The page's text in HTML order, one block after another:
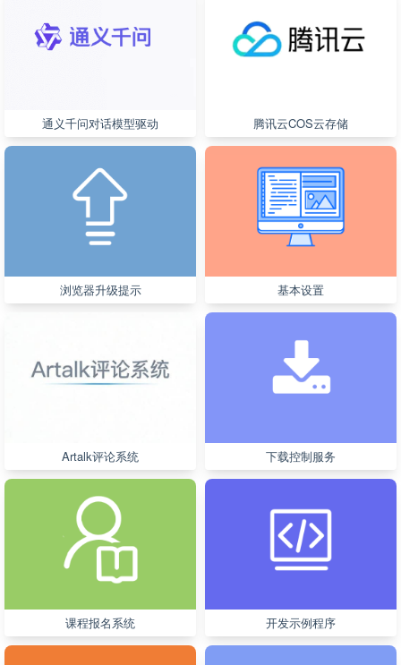
通义千问对话模型驱动 腾讯云COS云存储
浏览器升级提示 基本设置
Artalk评论系统 下载控制服务
课程报名系统 开发示例程序